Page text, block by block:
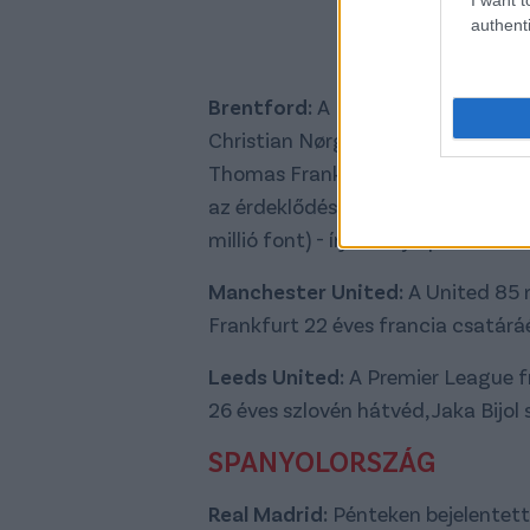
Brentford: A Brentford nem
Christian Nørgaardot, hiába
Thomas Frank. (Givemesport) A
az érdeklődés: a Spurs után a
millió font) - írja a Sky Sports.
Manchester United: A United
Frankfurt 22 éves francia
Leeds United: A Premier League
26 éves szlovén hátvéd, Jaka
SPANYOLORSZÁG
Real Madrid: Pénteken